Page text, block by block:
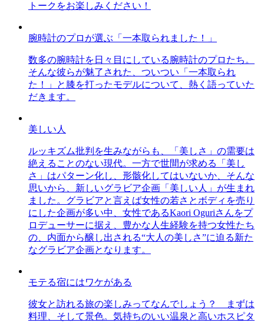
トークをお楽しみください！
腕時計のプロが選ぶ「一本取られました！」
数多の腕時計を日々目にしている腕時計のプロたち。
そんな彼らが魅了された、ついつい「一本取られ
た！」と膝を打ったモデルについて、熱く語っていた
だきます。
美しい人
ルッキズム批判を生みながらも、「美しさ」の需要は
絶えることのない現代。一方で世間が求める「美し
さ」はパターン化し、形骸化してはいないか、そんな
思いから、新しいグラビア企画「美しい人」が生まれ
ました。グラビアと言えば女性の若さとボディを売り
にした企画が多い中、女性であるKaori Oguriさんをプ
ロデューサーに据え、豊かな人生経験を持つ女性たち
の、内面から醸し出される“大人の美しさ”に迫る新た
なグラビア企画となります。
モテる宿にはワケがある
彼女と訪れる旅の楽しみってなんでしょう？ まずは
料理、そして景色。気持ちのいい温泉と高いホスピタ